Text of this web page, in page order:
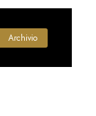
Archivio